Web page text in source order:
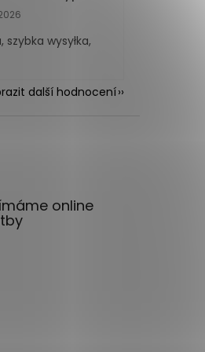
obchodu je 5 z 5 hvězdiček.
szybka wysyłka,
další hodnocení
online